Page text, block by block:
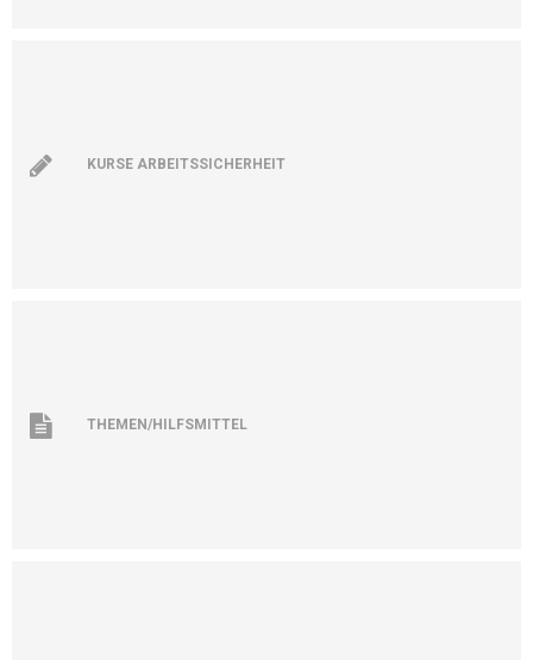
KURSE ARBEITSSICHERHEIT
THEMEN/HILFSMITTEL